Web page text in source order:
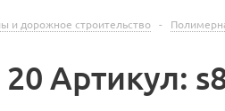
и дорожное строительство -
Артикул: